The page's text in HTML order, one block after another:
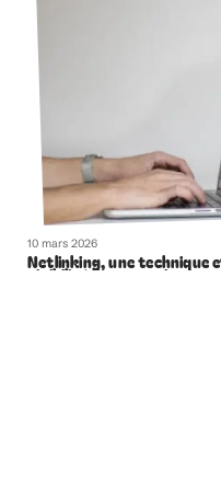
10 mars 2026
Netlinking, une technique
visibilité de votre site